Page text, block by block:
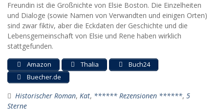
Freundin ist die Großnichte von Elsie Boston. Die Einzelheiten
und Dialoge (sowie Namen von Verwandten und einigen Orten)
sind zwar fiktiv, aber die Eckdaten der Geschichte und die
Lebensgemeinschaft von Elsie und Rene haben wirklich
stattgefunden.
Amazon Thalia
Buch24
Buecher.de
Historischer Roman, Kat, ****** Rezensionen ******, 5
Sterne